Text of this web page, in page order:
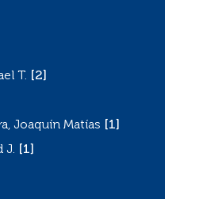
T.
[2]
Matías
Joaquín Matías
[1]
J. [1]